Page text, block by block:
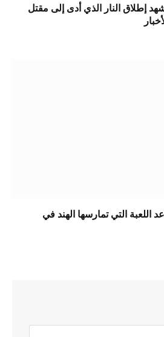
إطلاق النار الذي أدى إلى مقتل
التي تمارسها الهند في